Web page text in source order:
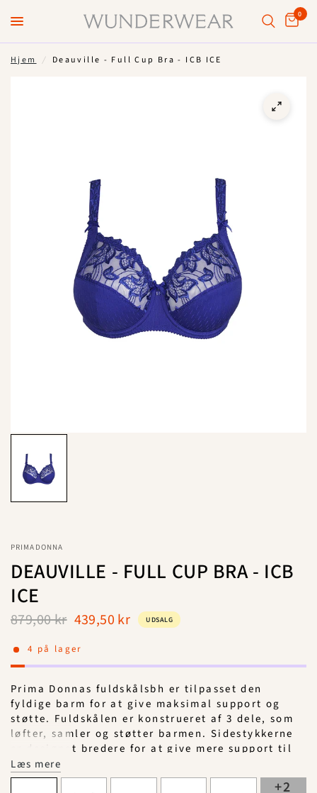
0
Hjem / Deauville - Full Cup Bra - ICB ICE
PRIMADONNA
DEAUVILLE - FULL CUP BRA - ICB
ICE
879,00 kr 439,50 kr UDSALG
4 på lager
Prima Donnas fuldskålsbh er tilpasset den
fyldige barm for at give maksimal support og
støtte. Fuldskålen er konstrueret af 3 dele, som
løfter, samler og støtter barmen. Sidestykkerne
er designet bredere for at give mere support til
barmen. Denne form dækker hele barmen samt
giver en diskret kavalergang. Deauvilles skåle er
Læs mere
+2